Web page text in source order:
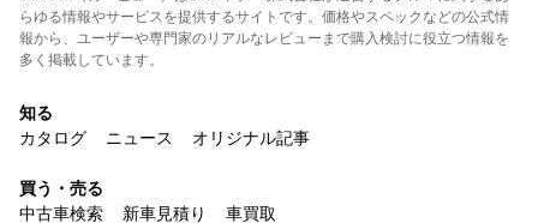
らゆる情報やサービスを提供するサイトです。価格やスペックなどの公式情
報から、ユーザーや専門家のリアルなレビューまで購入検討に役立つ情報を
多く掲載しています。
知る
カタログ
ニュース オリジナル記事
買う・売る
中古車検索
新車見積り 車買取